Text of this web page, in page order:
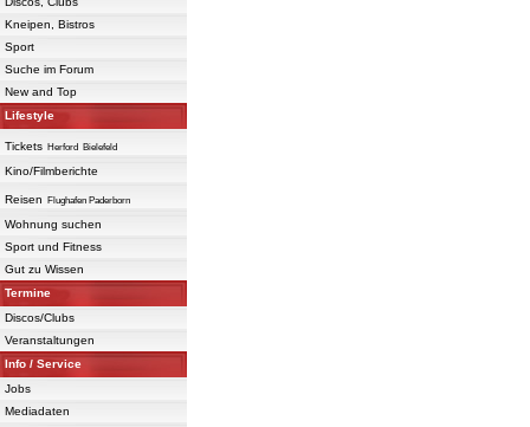
Kneipen, Bistros
Sport
Suche im Forum
New and Top
Lifestyle
Tickets Herford Bielefeld
Kino/Filmberichte
Reisen Flughafen Paderborn
Wohnung suchen
Sport und Fitness
Gut zu Wissen
Termine
Discos/Clubs
Veranstaltungen
Info / Service
Jobs
Mediadaten